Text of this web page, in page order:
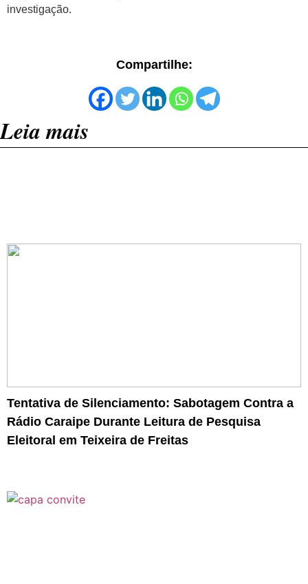
investigação.
Compartilhe:
Leia mais
Tentativa de Silenciamento: Sabotagem Contra a
Rádio Caraipe Durante Leitura de Pesquisa
Eleitoral em Teixeira de Freitas